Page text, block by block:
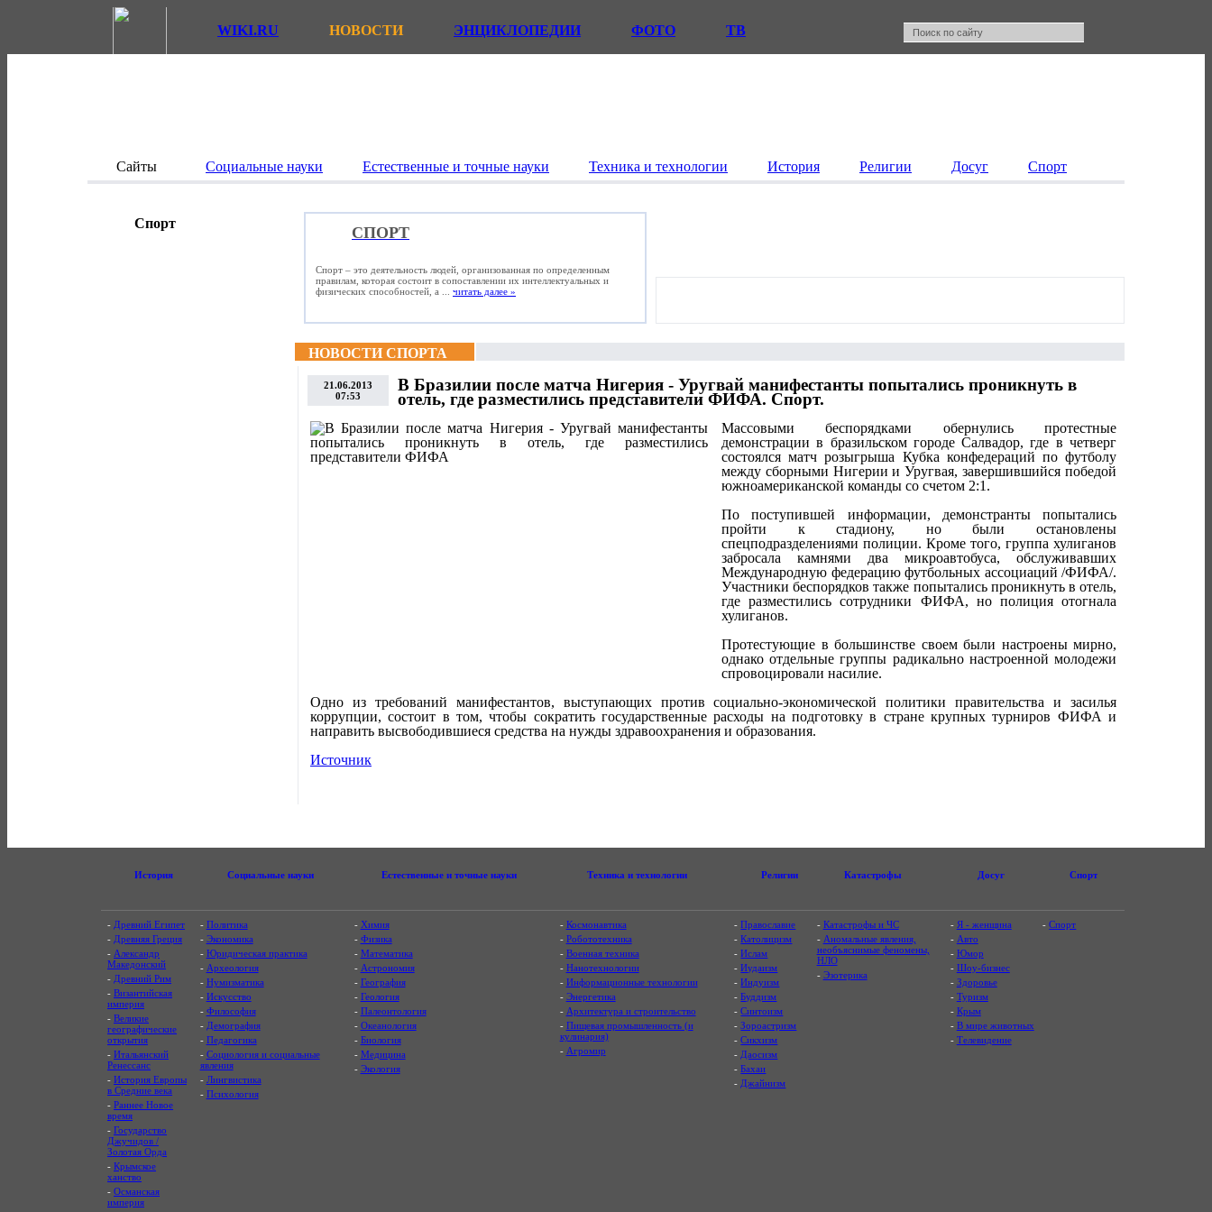
WIKI.RU НОВОСТИ ЭНЦИКЛОПЕДИИ ФОТО ТВ
Сайты Социальные науки Естественные и точные науки Техника и технологии История Религии Досуг Спорт
Спорт
СПОРТ
Спорт – это деятельность людей, организованная по определенным
правилам, которая состоит в сопоставлении их интеллектуальных и
физических способностей, а ... читать далее »
НОВОСТИ СПОРТА
21.06.2013
07:53
В Бразилии после матча Нигерия - Уругвай манифестанты попытались проникнуть в
отель, где разместились представители ФИФА. Спорт.
Массовыми беспорядками обернулись протестные
демонстрации в бразильском городе Салвадор, где в четверг
состоялся матч розыгрыша Кубка конфедераций по футболу
между сборными Нигерии и Уругвая, завершившийся победой
южноамериканской команды со счетом 2:1.
По поступившей информации, демонстранты попытались
пройти к стадиону, но были остановлены
спецподразделениями полиции. Кроме того, группа хулиганов
забросала камнями два микроавтобуса, обслуживавших
Международную федерацию футбольных ассоциаций /ФИФА/.
Участники беспорядков также попытались проникнуть в отель,
где разместились сотрудники ФИФА, но полиция отогнала
хулиганов.
Протестующие в большинстве своем были настроены мирно,
однако отдельные группы радикально настроенной молодежи
спровоцировали насилие.
Одно из требований манифестантов, выступающих против социально-экономической политики правительства и засилья
коррупции, состоит в том, чтобы сократить государственные расходы на подготовку в стране крупных турниров ФИФА и
направить высвободившиеся средства на нужды здравоохранения и образования.
Источник
История Социальные науки Естественные и точные науки Техника и технологии Религии Катастрофы Досуг Спорт
- Древний Египет
- Древняя Греция
- Александр
Македонский
- Древний Рим
- Византийская
империя
- Великие
географические
открытия
- Итальянский
Ренессанс
- История Европы
в Средние века
- Раннее Новое
время
- Государство
Джучидов /
Золотая Орда
- Крымское
ханство
- Османская
империя
- Политика
- Экономика
- Юридическая практика
- Археология
- Нумизматика
- Искусство
- Философия
- Демография
- Педагогика
- Социология и социальные
явления
- Лингвистика
- Психология
- Химия
- Физика
- Математика
- Астрономия
- География
- Геология
- Палеонтология
- Океанология
- Биология
- Медицина
- Экология
- Космонавтика
- Робототехника
- Военная техника
- Нанотехнологии
- Информационные технологии
- Энергетика
- Архитектура и строительство
- Пищевая промышленность (и
кулинария)
- Агромир
-Православие
-Католицизм
-Ислам
-Иудаизм
-Индуизм
-Буддизм
-Синтоизм
-Зороастризм
-Сикхизм
- Даосизм
-Бахаи
- Джайнизм
- Катастрофы и ЧС
- Аномальные явления,
необъяснимые феномены,
НЛО
- Эзотерика
- Я - женщина
- Авто
- Юмор
- Шоу-бизнес
- Здоровье
- Туризм
- Крым
- В мире животных
- Телевидение
-Спорт